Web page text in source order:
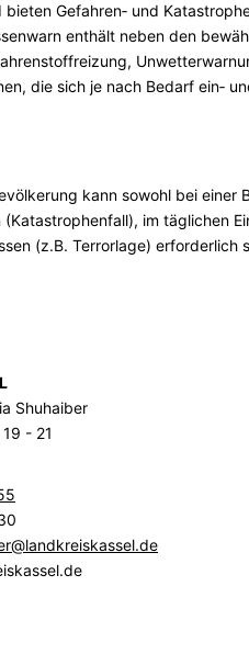
Gefahren‐ und
enthält neben den
die sich je nach Bedarf ein‐
kann sowohl bei
im täglichen
(z.B. Terrorlage) erforderlich
Shuhaiber
- 21